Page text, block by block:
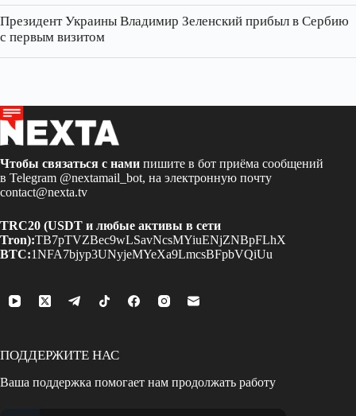
Президент Украины Владимир Зеленский прибыл в Сербию
с первым визитом
Чтобы связаться с нами пишите в бот приёма сообщений
в Telegram @nextamail_bot, на электронную почту
contact@nexta.tv
TRC20 (USDT и любые активы в сети
Tron):TB7pTVZBec9wLSavNcsMYiuENjZNBpFLhX
BTC:1NFA7bjyp3UNyjeMYeXa9LmcsBFpbVQiUu
ПОДДЕРЖИТЕ НАС
Ваша поддержка помогает нам продолжать работу